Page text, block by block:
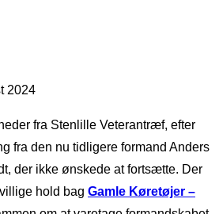
2024
fra Stenlille Veterantræf, efter
fra den nu tidligere formand Anders
der ikke ønskede at fortsætte. Der
hold bag Gamle Køretøjer –